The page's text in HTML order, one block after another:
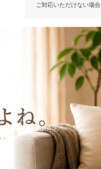
ご対応いただけない場